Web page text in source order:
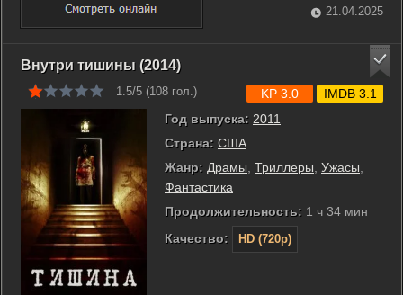
21.04.2025
Внутри тишины (2014)
1.5/5 (108 гол.)
Год выпуска: 2011
Страна: США
Жанр: Драмы Триллеры Ужасы
Фантастика
Продолжительность: 1 ч 34 мин
Качество:
HD (720p)
KP 3.0 IMDB 3.1